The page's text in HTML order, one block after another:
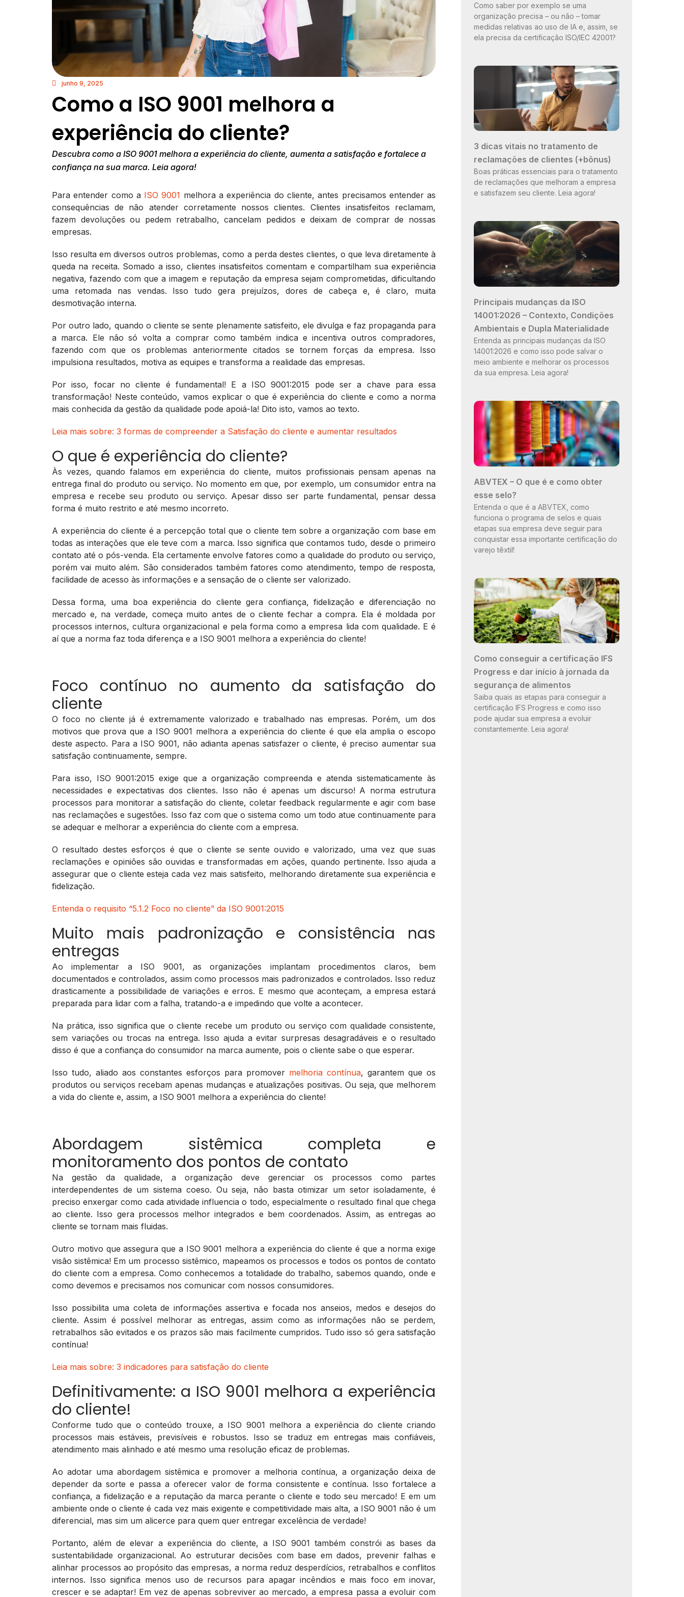
junho 9, 2025
Como a ISO 9001 melhora a
experiência do cliente?
Descubra como a ISO 9001 melhora a experiência do cliente, aumenta a satisfação e fortalece a
confiança na sua marca. Leia agora!
Para entender como a ISO 9001 melhora a experiência do cliente, antes precisamos entender as
consequências de não atender corretamente nossos clientes. Clientes insatisfeitos reclamam,
fazem devoluções ou pedem retrabalho, cancelam pedidos e deixam de comprar de nossas
empresas.
Isso resulta em diversos outros problemas, como a perda destes clientes, o que leva diretamente à
queda na receita. Somado a isso, clientes insatisfeitos comentam e compartilham sua experiência
negativa, fazendo com que a imagem e reputação da empresa sejam comprometidas, dificultando
uma retomada nas vendas. Isso tudo gera prejuízos, dores de cabeça e, é claro, muita
desmotivação interna.
Por outro lado, quando o cliente se sente plenamente satisfeito, ele divulga e faz propaganda para
a marca. Ele não só volta a comprar como também indica e incentiva outros compradores,
fazendo com que os problemas anteriormente citados se tornem forças da empresa. Isso
impulsiona resultados, motiva as equipes e transforma a realidade das empresas.
Por isso, focar no cliente é fundamental! E a ISO 9001:2015 pode ser a chave para essa
transformação! Neste conteúdo, vamos explicar o que é experiência do cliente e como a norma
mais conhecida da gestão da qualidade pode apoiá-la! Dito isto, vamos ao texto.
Leia mais sobre: 3 formas de compreender a Satisfação do cliente e aumentar resultados
O que é experiência do cliente?
Às vezes, quando falamos em experiência do cliente, muitos profissionais pensam apenas na
entrega final do produto ou serviço. No momento em que, por exemplo, um consumidor entra na
empresa e recebe seu produto ou serviço. Apesar disso ser parte fundamental, pensar dessa
forma é muito restrito e até mesmo incorreto.
A experiência do cliente é a percepção total que o cliente tem sobre a organização com base em
todas as interações que ele teve com a marca. Isso significa que contamos tudo, desde o primeiro
contato até o pós-venda. Ela certamente envolve fatores como a qualidade do produto ou serviço,
porém vai muito além. São considerados também fatores como atendimento, tempo de resposta,
facilidade de acesso às informações e a sensação de o cliente ser valorizado.
Dessa forma, uma boa experiência do cliente gera confiança, fidelização e diferenciação no
mercado e, na verdade, começa muito antes de o cliente fechar a compra. Ela é moldada por
processos internos, cultura organizacional e pela forma como a empresa lida com qualidade. E é
aí que a norma faz toda diferença e a ISO 9001 melhora a experiência do cliente!
Foco contínuo no aumento da satisfação do
cliente
O foco no cliente já é extremamente valorizado e trabalhado nas empresas. Porém, um dos
motivos que prova que a ISO 9001 melhora a experiência do cliente é que ela amplia o escopo
deste aspecto. Para a ISO 9001, não adianta apenas satisfazer o cliente, é preciso aumentar sua
satisfação continuamente, sempre.
Para isso, ISO 9001:2015 exige que a organização compreenda e atenda sistematicamente às
necessidades e expectativas dos clientes. Isso não é apenas um discurso! A norma estrutura
processos para monitorar a satisfação do cliente, coletar feedback regularmente e agir com base
nas reclamações e sugestões. Isso faz com que o sistema como um todo atue continuamente para
se adequar e melhorar a experiência do cliente com a empresa.
O resultado destes esforços é que o cliente se sente ouvido e valorizado, uma vez que suas
reclamações e opiniões são ouvidas e transformadas em ações, quando pertinente. Isso ajuda a
assegurar que o cliente esteja cada vez mais satisfeito, melhorando diretamente sua experiência e
fidelização.
Entenda o requisito “5.1.2 Foco no cliente” da ISO 9001:2015
Muito mais padronização e consistência nas
entregas
Ao implementar a ISO 9001, as organizações implantam procedimentos claros, bem
documentados e controlados, assim como processos mais padronizados e controlados. Isso reduz
drasticamente a possibilidade de variações e erros. E mesmo que aconteçam, a empresa estará
preparada para lidar com a falha, tratando-a e impedindo que volte a acontecer.
Na prática, isso significa que o cliente recebe um produto ou serviço com qualidade consistente,
sem variações ou trocas na entrega. Isso ajuda a evitar surpresas desagradáveis e o resultado
disso é que a confiança do consumidor na marca aumente, pois o cliente sabe o que esperar.
Isso tudo, aliado aos constantes esforços para promover melhoria contínua, garantem que os
produtos ou serviços recebam apenas mudanças e atualizações positivas. Ou seja, que melhorem
a vida do cliente e, assim, a ISO 9001 melhora a experiência do cliente!
Abordagem sistêmica completa e
monitoramento dos pontos de contato
Na gestão da qualidade, a organização deve gerenciar os processos como partes
interdependentes de um sistema coeso. Ou seja, não basta otimizar um setor isoladamente, é
preciso enxergar como cada atividade influencia o todo, especialmente o resultado final que chega
ao cliente. Isso gera processos melhor integrados e bem coordenados. Assim, as entregas ao
cliente se tornam mais fluidas.
Outro motivo que assegura que a ISO 9001 melhora a experiência do cliente é que a norma exige
visão sistêmica! Em um processo sistêmico, mapeamos os processos e todos os pontos de contato
do cliente com a empresa. Como conhecemos a totalidade do trabalho, sabemos quando, onde e
como devemos e precisamos nos comunicar com nossos consumidores.
Isso possibilita uma coleta de informações assertiva e focada nos anseios, medos e desejos do
cliente. Assim é possível melhorar as entregas, assim como as informações não se perdem,
retrabalhos são evitados e os prazos são mais facilmente cumpridos. Tudo isso só gera satisfação
contínua!
Leia mais sobre: 3 indicadores para satisfação do cliente
Definitivamente: a ISO 9001 melhora a experiência
do cliente!
Conforme tudo que o conteúdo trouxe, a ISO 9001 melhora a experiência do cliente criando
processos mais estáveis, previsíveis e robustos. Isso se traduz em entregas mais confiáveis,
atendimento mais alinhado e até mesmo uma resolução eficaz de problemas.
Ao adotar uma abordagem sistêmica e promover a melhoria contínua, a organização deixa de
depender da sorte e passa a oferecer valor de forma consistente e contínua. Isso fortalece a
confiança, a fidelização e a reputação da marca perante o cliente e todo seu mercado! E em um
ambiente onde o cliente é cada vez mais exigente e competitividade mais alta, a ISO 9001 não é um
diferencial, mas sim um alicerce para quem quer entregar excelência de verdade!
Portanto, além de elevar a experiência do cliente, a ISO 9001 também constrói as bases da
sustentabilidade organizacional. Ao estruturar decisões com base em dados, prevenir falhas e
alinhar processos ao propósito das empresas, a norma reduz desperdícios, retrabalhos e conflitos
internos. Isso significa menos uso de recursos para apagar incêndios e mais foco em inovar,
crescer e se adaptar! Em vez de apenas sobreviver ao mercado, a empresa passa a evoluir com
Como saber por exemplo se uma
organização precisa – ou não – tomar
medidas relativas ao uso de IA e, assim, se
ela precisa da certificação ISO/IEC 42001?
3 dicas vitais no tratamento de
reclamações de clientes (+bônus)
Boas práticas essenciais para o tratamento
de reclamações que melhoram a empresa
e satisfazem seu cliente. Leia agora!
Principais mudanças da ISO
14001:2026 – Contexto, Condições
Ambientais e Dupla Materialidade
Entenda as principais mudanças da ISO
14001:2026 e como isso pode salvar o
meio ambiente e melhorar os processos
da sua empresa. Leia agora!
ABVTEX – O que é e como obter
esse selo?
Entenda o que é a ABVTEX, como
funciona o programa de selos e quais
etapas sua empresa deve seguir para
conquistar essa importante certificação do
varejo têxtil!
Como conseguir a certificação IFS
Progress e dar início à jornada da
segurança de alimentos
Saiba quais as etapas para conseguir a
certificação IFS Progress e como isso
pode ajudar sua empresa a evoluir
constantemente. Leia agora!